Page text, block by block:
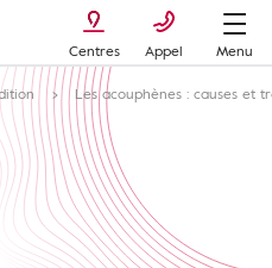
Centres Appel
Menu
Les acouphènes : causes et